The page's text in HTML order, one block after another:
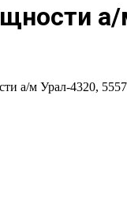
а/м Урал-4320,